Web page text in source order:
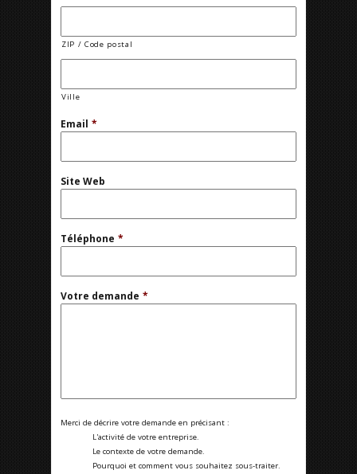
ZIP / Code postal
Ville
Email *
Site Web
Téléphone *
Votre demande *
Merci de décrire votre demande en précisant :
L'activité de votre entreprise.
Le contexte de votre demande.
Pourquoi et comment vous souhaitez sous-traiter.